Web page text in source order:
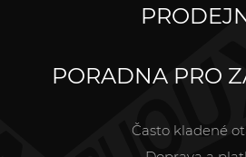
PORADNA PRO
Často kladené